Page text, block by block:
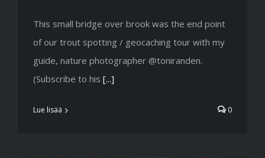
This small bridge over brook was the end point
of our trout spotting / geocaching tour with my
guide, nature photographer @toniranden.
(Subscribe to his [...]
Lue lisää 0